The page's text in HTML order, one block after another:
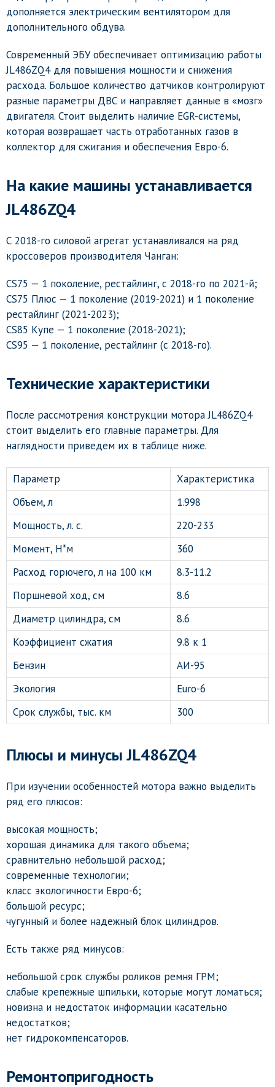
дополняется электрическим вентилятором для
дополнительного обдува.
Современный ЭБУ обеспечивает оптимизацию работы
JL486ZQ4 для повышения мощности и снижения
расхода. Большое количество датчиков контролируют
разные параметры ДВС и направляет данные в «мозг»
двигателя. Стоит выделить наличие EGR-системы,
которая возвращает часть отработанных газов в
коллектор для сжигания и обеспечения Евро-6.
На какие машины устанавливается
JL486ZQ4
С 2018-го силовой агрегат устанавливался на ряд
кроссоверов производителя Чанган:
CS75 — 1 поколение, рестайлинг, с 2018-го по 2021-й;
CS75 Плюс — 1 поколение (2019-2021) и 1 поколение
рестайлинг (2021-2023);
CS85 Купе — 1 поколение (2018-2021);
CS95 — 1 поколение, рестайлинг (с 2018-го).
Технические характеристики
После рассмотрения конструкции мотора JL486ZQ4
стоит выделить его главные параметры. Для
наглядности приведем их в таблице ниже.
Параметр
Характеристика
Объем, л
1.998
Мощность, л. с.
220-233
Момент, Н*м
360
Расход горючего, л на 100 км
8.3-11.2
Поршневой ход, см
8.6
Диаметр цилиндра, см
8.6
Коэффициент сжатия
9.8 к 1
Бензин
АИ-95
Экология
Euro-6
Срок службы, тыс. км
300
Плюсы и минусы JL486ZQ4
При изучении особенностей мотора важно выделить
ряд его плюсов:
высокая мощность;
хорошая динамика для такого объема;
сравнительно небольшой расход;
современные технологии;
класс экологичности Евро-6;
большой ресурс;
чугунный и более надежный блок цилиндров.
Есть также ряд минусов:
небольшой срок службы роликов ремня ГРМ;
слабые крепежные шпильки, которые могут ломаться;
новизна и недостаток информации касательно
недостатков;
нет гидрокомпенсаторов.
Ремонтопригодность